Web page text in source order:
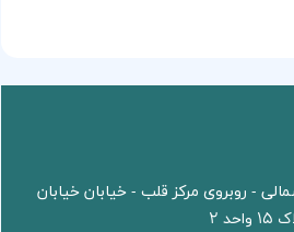
- روبروی مرکز قلب - خیابان خیابان
2